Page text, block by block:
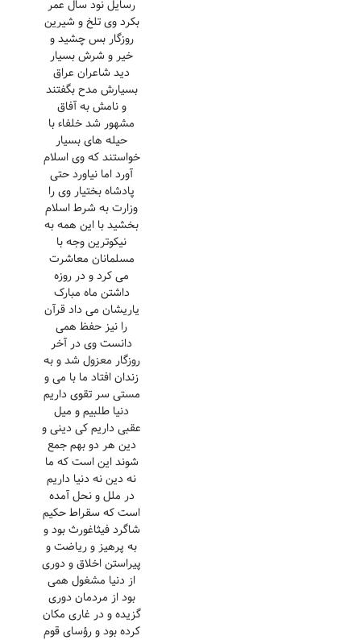
رسایل نود سال عمر
بکرد وی تلخ و شیرین
روزگار بس چشید و
خیر و شرش بسیار
دید شاعران عراق
بسیارش مدح بگفتند
و نامش به آفاق
مشهور شد خلفاء با
حیله های بسیار
خواستند که وی اسلام
آورد اما نیاورد حتی
پادشاه بختیار وی را
وزارت به شرط اسلام
بخشید با این همه به
نیکوترین وجه با
مسلمانان معاشرت
می کرد و در روزه
داشتن ماه مبارک
یاریشان می داد قرآن
را نیز حفظ همی
دانست وی در آخر
روزگار معزول شد و به
زندان افتاد ما با می و
مستی سر تقوی داریم
دنیا طلبیم و میل
عقبی داریم کی دینی و
دین هر دو بهم جمع
شوند این است که ما
نه دین نه دنیا داریم
در ملل و نحل آمده
است که سقراط حکیم
شاگرد فیثاغورث بود و
به پرهیز و ریاضت و
پیراستن اخلاق و دوری
از دنیا مشغول همی
بود از مردمان دوری
گزیده و در غاری مکان
کرده بود و رؤسای قوم